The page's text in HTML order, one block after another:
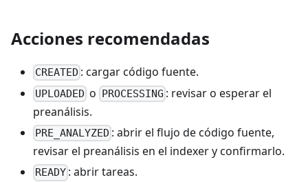
Acciones recomendadas
CREATED : cargar código fuente.
UPLOADED o PROCESSING : revisar o esperar el
preanálisis.
PRE_ANALYZED : abrir el flujo de código fuente,
revisar el preanálisis en el indexer y confirmarlo.
READY : abrir tareas.